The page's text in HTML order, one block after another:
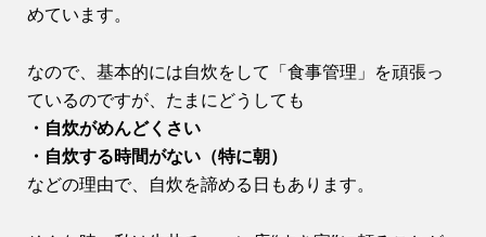
めています。
なので、基本的には自炊をして「食事管理」を頑張っ
ているのですが、たまにどうしても
・自炊がめんどくさい
・自炊する時間がない（特に朝）
などの理由で、自炊を諦める日もあります。